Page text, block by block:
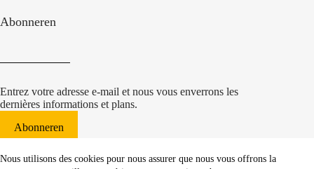
Nous utilisons des cookies pour nous assurer que nous vous offrons la
Abonneren
Entrez votre adresse e-mail et nous vous enverrons les
dernières informations et plans.
Abonneren
websiteontwikkeling Communicatieregisseurs*